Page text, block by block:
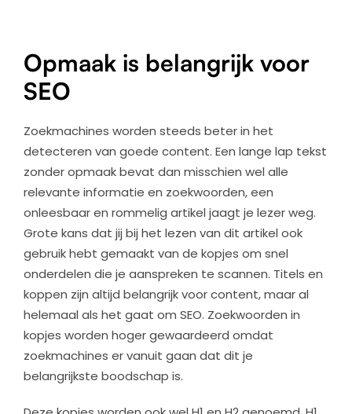
Opmaak is belangrijk voor
SEO
Zoekmachines worden steeds beter in het
detecteren van goede content. Een lange lap tekst
zonder opmaak bevat dan misschien wel alle
relevante informatie en zoekwoorden, een
onleesbaar en rommelig artikel jaagt je lezer weg.
Grote kans dat jij bij het lezen van dit artikel ook
gebruik hebt gemaakt van de kopjes om snel
onderdelen die je aanspreken te scannen. Titels en
koppen zijn altijd belangrijk voor content, maar al
helemaal als het gaat om SEO. Zoekwoorden in
kopjes worden hoger gewaardeerd omdat
zoekmachines er vanuit gaan dat dit je
belangrijkste boodschap is.